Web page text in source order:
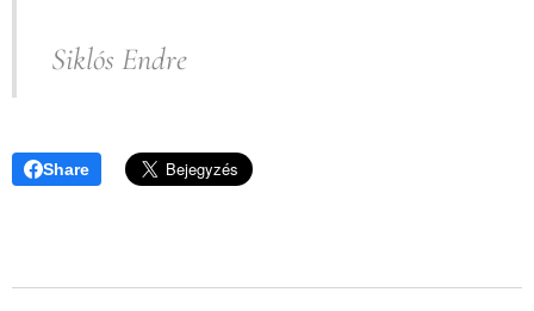
Siklós Endre
Share